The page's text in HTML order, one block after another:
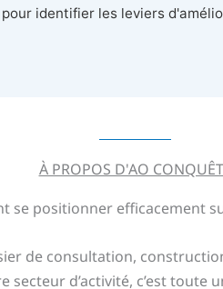
identifier les leviers
À PROPOS D'AO
se positionner efficacement
de consultation,
secteur d’activité, c’est